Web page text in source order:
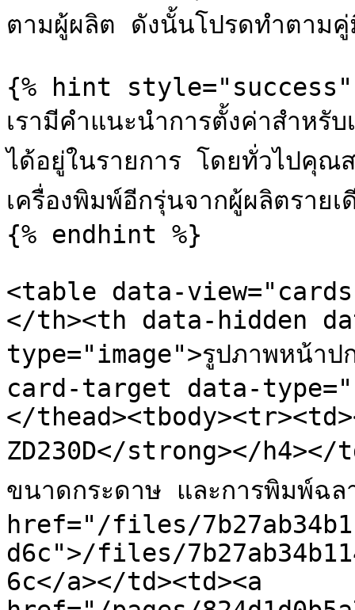
ตามผู้ผลิต ดังนั้นโปรดทำตาม
{% hint style="success"
เรามีคำแนะนำการตั้งค่าสำหรั
ได้อยู่ในรายการ โดยทั่วไปคุณ
เครื่องพิมพ์อีกรุ่นจากผู้ผลิตรายเ
{% endhint %}
<table data-
</th><th data-hidden
type="image">รูปภาพหน้
card-target data-
</
ZD230D</strong></h4></
ขนาดกระดาษ และการพิมพ์ฉ
href="/files/
d6c">/files/
6c</a></td><td><a